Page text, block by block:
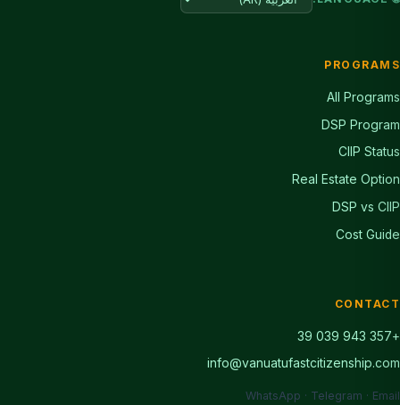
All
DSP
CIIP
Real Estate
DSP vs
Cost
+357
WhatsApp · Telegram ·